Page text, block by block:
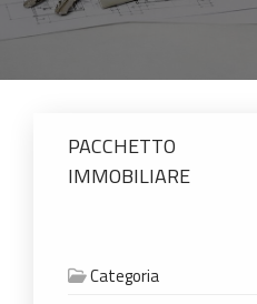
PACCHETTO
IMMOBILIARE
Categoria